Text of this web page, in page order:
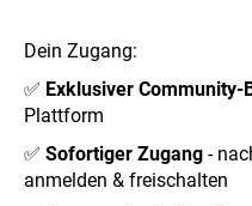
Dein Zugang:
✅ Exklusiver Community-
Plattform
✅ Sofortiger Zugang -
anmelden & freischalten